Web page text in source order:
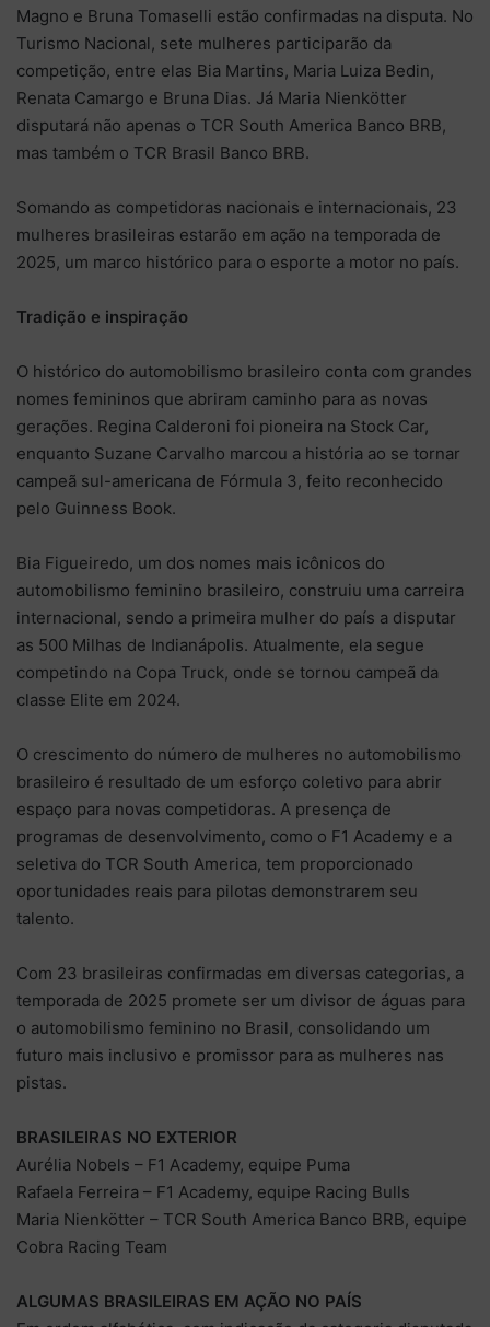
Magno e Bruna Tomaselli estão confirmadas na disputa. No
Turismo Nacional, sete mulheres participarão da
competição, entre elas Bia Martins, Maria Luiza Bedin,
Renata Camargo e Bruna Dias. Já Maria Nienkötter
disputará não apenas o TCR South America Banco BRB,
mas também o TCR Brasil Banco BRB.
Somando as competidoras nacionais e internacionais, 23
mulheres brasileiras estarão em ação na temporada de
2025, um marco histórico para o esporte a motor no país.
Tradição e inspiração
O histórico do automobilismo brasileiro conta com grandes
nomes femininos que abriram caminho para as novas
gerações. Regina Calderoni foi pioneira na Stock Car,
enquanto Suzane Carvalho marcou a história ao se tornar
campeã sul-americana de Fórmula 3, feito reconhecido
pelo Guinness Book.
Bia Figueiredo, um dos nomes mais icônicos do
automobilismo feminino brasileiro, construiu uma carreira
internacional, sendo a primeira mulher do país a disputar
as 500 Milhas de Indianápolis. Atualmente, ela segue
competindo na Copa Truck, onde se tornou campeã da
classe Elite em 2024.
O crescimento do número de mulheres no automobilismo
brasileiro é resultado de um esforço coletivo para abrir
espaço para novas competidoras. A presença de
programas de desenvolvimento, como o F1 Academy e a
seletiva do TCR South America, tem proporcionado
oportunidades reais para pilotas demonstrarem seu
talento.
Com 23 brasileiras confirmadas em diversas categorias, a
temporada de 2025 promete ser um divisor de águas para
o automobilismo feminino no Brasil, consolidando um
futuro mais inclusivo e promissor para as mulheres nas
pistas.
BRASILEIRAS NO EXTERIOR
Aurélia Nobels – F1 Academy, equipe Puma
Rafaela Ferreira – F1 Academy, equipe Racing Bulls
Maria Nienkötter – TCR South America Banco BRB, equipe
Cobra Racing Team
ALGUMAS BRASILEIRAS EM AÇÃO NO PAÍS